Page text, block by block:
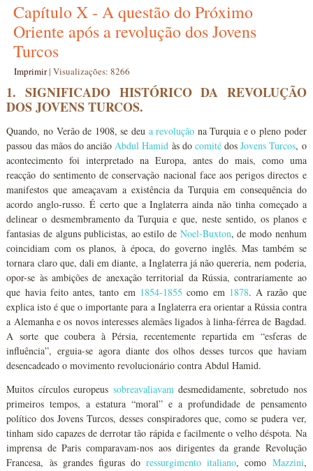
Capítulo X - A questão do Próximo
Oriente após a revolução dos Jovens
Turcos
Imprimir|Visualizações: 8266
1. SIGNIFICADO HISTÓRICO DA REVOLUÇÃO
DOS JOVENS TURCOS.
Quando, no Verão de 1908, se deu a revolução na Turquia e o pleno poder
passou das mãos do anciãoAbdul Hamid às do comitédosJovens Turcos, o
acontecimento foi interpretado na Europa, antes do mais, como uma
reacção do sentimento de conservação nacional face aos perigos directos e
manifestos que ameaçavam a existência da Turquia em consequência do
acordo anglo-russo. É certo que a Inglaterra ainda não tinha começado a
delinear o desmembramento da Turquia e que, neste sentido, os planos e
fantasias de alguns publicistas, ao estilo de Noel-Buxton, de modo nenhum
coincidiam com os planos, à época, do governo inglês. Mas também se
tornara claro que, dali em diante, a Inglaterra já não quereria, nem poderia,
opor-se às ambições de anexação territorial da Rússia, contrariamente ao
que havia feito antes, tanto em 1854-1855 como em 1878. A razão que
explica isto é que o importante para a Inglaterra era orientar a Rússia contra
a Alemanha e os novos interesses alemães ligados à linha-férrea de Bagdad.
A sorte que coubera à Pérsia, recentemente repartida em “esferas de
influência”, erguia-se agora diante dos olhos desses turcos que haviam
desencadeado o movimento revolucionário contra Abdul Hamid.
Muitos círculos europeus sobreavaliavamdesmedidamente, sobretudo nos
primeiros tempos, a estatura “moral” e a profundidade de pensamento
político dos Jovens Turcos, desses conspiradores que, como se pudera ver,
tinham sido capazes de derrotar tão rápida e facilmente o velho déspota. Na
imprensa de Paris comparavam-nos aos dirigentes da grande Revolução
Francesa, às grandes figuras doressurgimento italiano, como Mazzini,